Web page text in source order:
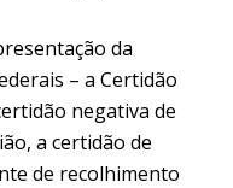
da
– a Certidão
negativa de
a certidão de
de recolhimento